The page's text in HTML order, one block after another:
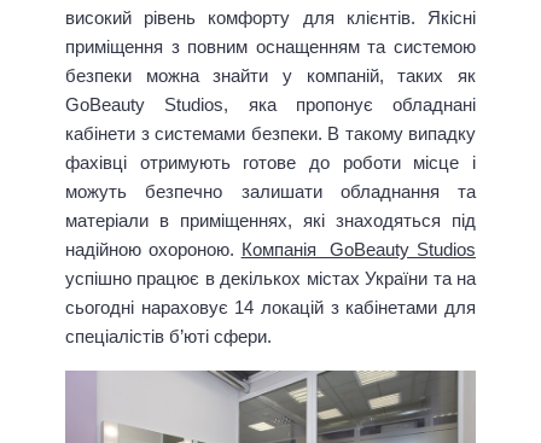
високий рівень комфорту для клієнтів. Якісні
приміщення з повним оснащенням та системою
безпеки можна знайти у компаній, таких як
GoBeauty Studios, яка пропонує обладнані
кабінети з системами безпеки. В такому випадку
фахівці отримують готове до роботи місце і
можуть безпечно залишати обладнання та
матеріали в приміщеннях, які знаходяться під
надійною охороною. Компанія GoBeauty Studios
успішно працює в декількох містах України та на
сьогодні нараховує 14 локацій з кабінетами для
спеціалістів б’юті сфери.